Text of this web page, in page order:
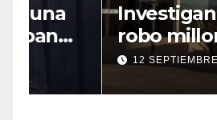
Investigan un
robo millonario
top de Maipú
12 SEPTIEMBRE, 2022